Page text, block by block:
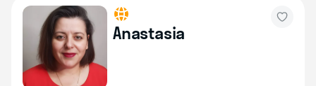
Anastasia